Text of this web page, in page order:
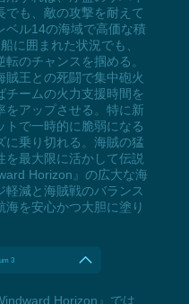
でも、敵の攻撃を耐えて
ベル14の海域で高価な積
に囲まれた状況でも、
のチャンスを掴める。
賊王との死闘で集中砲火
チームの火力支援時間を
をアップさせる。特に新
で一時的に脆弱になる
に乗り切れる。海賊の猛
最大限に活かして伝説
Horizon』の広大な海
軽減と海賊戦のバランス
海を安心かつ大胆に塗り
3
Horizon』では、